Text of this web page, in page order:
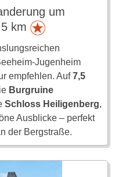
um
km
Jugenheim
empfehlen. Auf7,5
Burgruine
Schloss Heiligenberg,
Ausblicke – perfekt
der Bergstraße.